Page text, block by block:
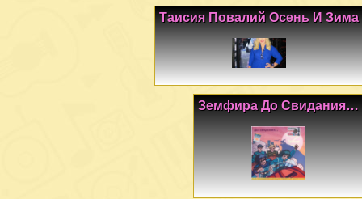
Таисия Повалий Осень И Зима
Земфира До Свидания…